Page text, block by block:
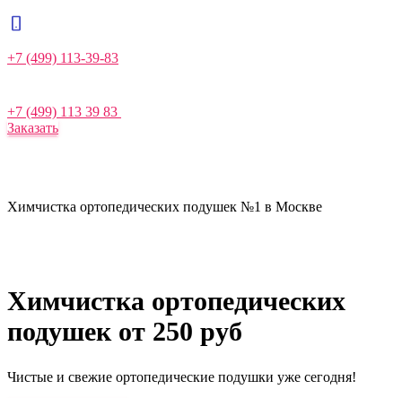
+7 (499) 113-39-83
+7 (499) 113 39 83
Заказать
Химчистка ортопедических подушек №1 в Москве
Химчистка ортопедических
подушек от 250 руб
Чистые и свежие ортопедические подушки уже сегодня!